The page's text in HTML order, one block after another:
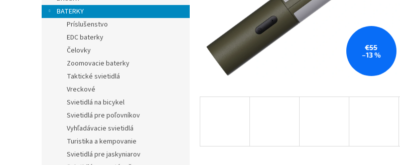
BATERKY
Príslušenstvo
EDC baterky
Čelovky
Zoomovacie baterky
Taktické svietidlá
Vreckové
Svietidlá na bicykel
Svietidlá pre poľovníkov
Vyhľadávacie svietidlá
Turistika a kempovanie
Svietidlá pre jaskyniarov
€55
–13 %